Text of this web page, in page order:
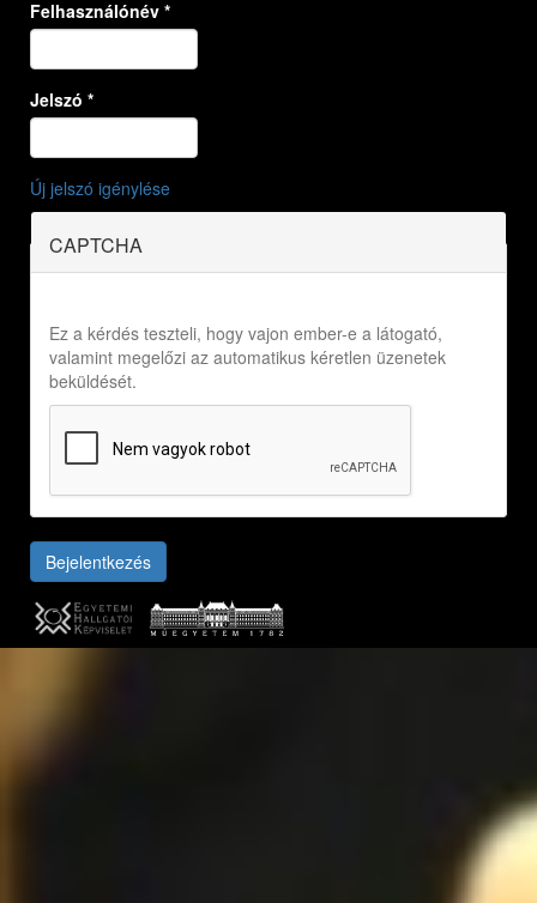
Felhasználónév *
Jelszó *
Új jelszó igénylése
CAPTCHA
Ez a kérdés teszteli, hogy vajon ember-e a látogató,
valamint megelőzi az automatikus kéretlen üzenetek
beküldését.
Bejelentkezés